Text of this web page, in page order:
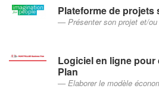
Plateforme de
Présenter son projet et/
Logiciel en ligne
Plan
Elaborer le modèle